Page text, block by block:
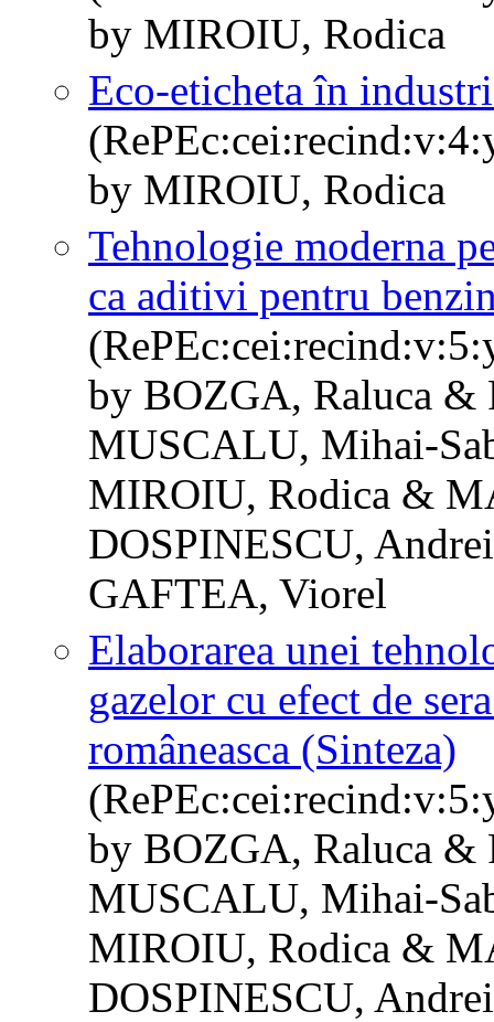
by MIROIU, Rodica
Eco-eticheta în
by MIROIU, Rodica
Tehnologie moderna
ca aditivi pentru
by BOZGA, Raluca
MUSCALU, Mihai-
MIROIU, Rodica &
DOSPINESCU,
GAFTEA, Viorel
Elaborarea unei
gazelor cu efect de
româneasca (Sinteza)
by BOZGA, Raluca
MUSCALU, Mihai-
MIROIU, Rodica &
DOSPINESCU,